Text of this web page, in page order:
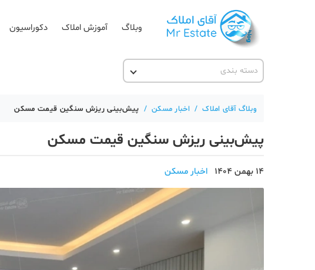
وبلاگ آموزش املاک دکوراسیون
دسته بندی
آقای مشاور املاک
آموزش پلتفرم آقای املاک
اخبار مسکن
تحلیل مسکن
وبلاگ آقای املاک / اخبار مسکن / پیش‌بینی ریزش سنگین قیمت مسکن
پیش‌بینی ریزش سنگین قیمت مسکن
14 بهمن 1404 اخبار مسکن